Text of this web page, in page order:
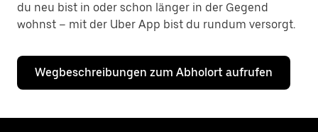
du neu bist in oder schon länger in der Gegend
wohnst – mit der Uber App bist du rundum versorgt.
Wegbeschreibungen zum Abholort aufrufen